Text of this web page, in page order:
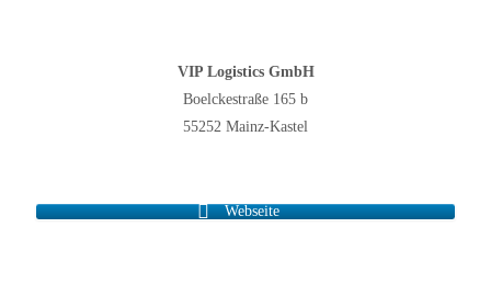
VIP Logistics GmbH
Boelckestraße 165 b
55252 Mainz-Kastel
Webseite